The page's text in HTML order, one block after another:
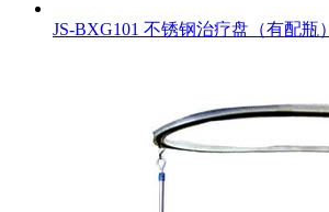
JS-BXG101 不锈钢治疗盘（有配瓶）